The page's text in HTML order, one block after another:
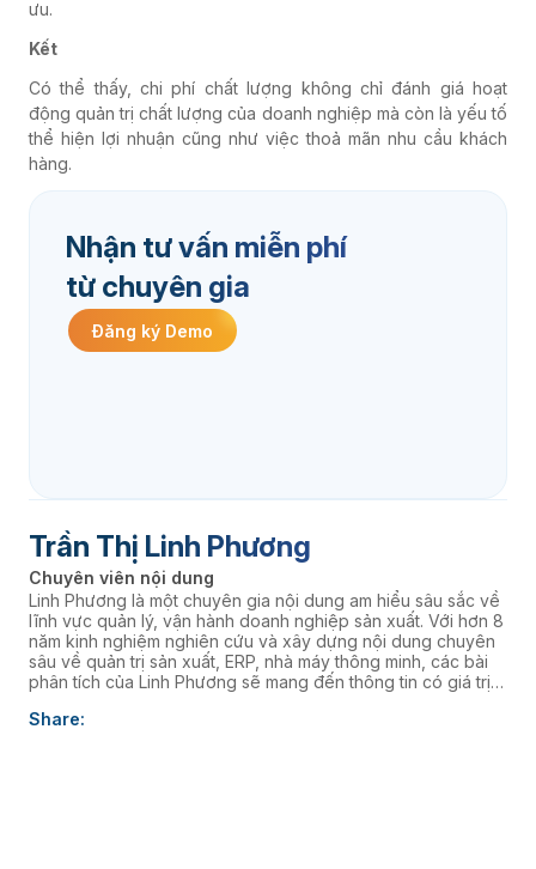
ưu.
Kết
Có thể thấy, chi phí chất lượng không chỉ đánh giá hoạt
động quản trị chất lượng của doanh nghiệp mà còn là yếu tố
thể hiện lợi nhuận cũng như việc thoả mãn nhu cầu khách
hàng.
Nhận tư vấn miễn phí
từ chuyên gia
Đăng ký Demo
Trần Thị Linh Phương
Chuyên viên nội dung
Linh Phương là một chuyên gia nội dung am hiểu sâu sắc về
lĩnh vực quản lý, vận hành doanh nghiệp sản xuất. Với hơn 8
năm kinh nghiệm nghiên cứu và xây dựng nội dung chuyên
sâu về quản trị sản xuất, ERP, nhà máy thông minh, các bài
phân tích của Linh Phương sẽ mang đến thông tin có giá trị
thúc đẩy chuyển đổi số. âaaa
Share: